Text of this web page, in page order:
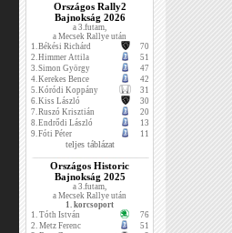
Országos Rally2
Bajnokság 2026
a 3.futam,
a Mecsek Rallye után
1.Békési Richárd
70
2.Himmer Attila
51
3.Simon György
47
4.Kerekes Bence
42
5.Kóródi Koppány
31
6.Kiss László
30
7.Ruszó Krisztián
20
8.Endrődi László
13
9.Fóti Péter 11
teljes táblázat
Országos Historic
Bajnokság 2025
a 3.futam,
a Mecsek Rallye után
1. korcsoport
1. Tóth István
76
2. Metz Ferenc
51